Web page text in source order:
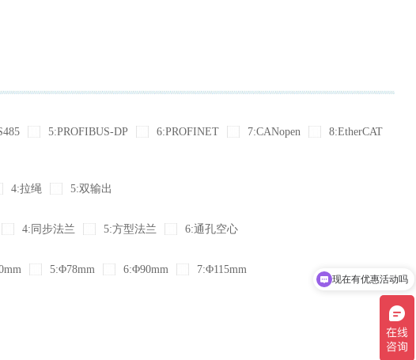
5:PROFIBUS-DP 6:PROFINET 7:CANopen
8:EtherCAT
4:拉绳 5:双输出
4:同步法兰 5:方型法兰 6:通孔空心
5:Φ78mm 6:Φ90mm 7:Φ115mm
现在有优惠活动吗